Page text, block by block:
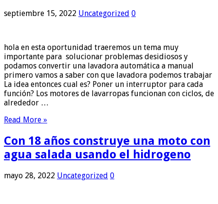
septiembre 15, 2022 Uncategorized 0
hola en esta oportunidad traeremos un tema muy
importante para solucionar problemas desidiosos y
podamos convertir una lavadora automática a manual
primero vamos a saber con que lavadora podemos trabajar
La idea entonces cual es? Poner un interruptor para cada
función? Los motores de lavarropas funcionan con ciclos, de
alrededor …
Read More »
Con 18 años construye una moto con
agua salada usando el hidrogeno
mayo 28, 2022 Uncategorized 0